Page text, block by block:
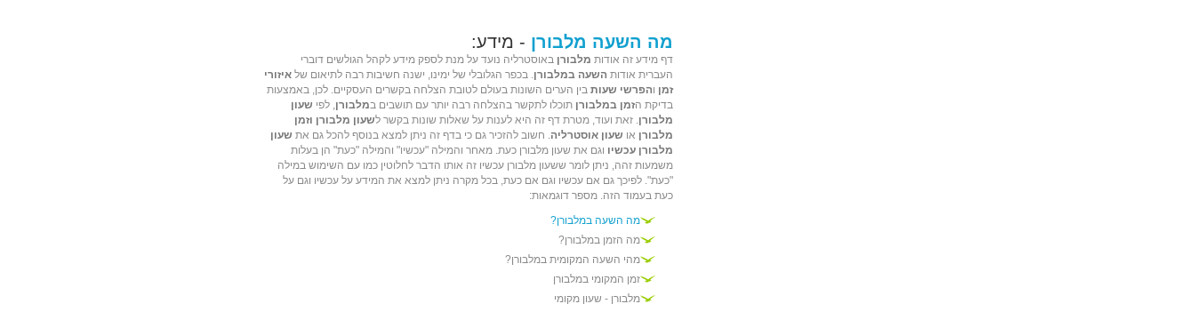
מה השעה מלבורן - מידע:
דף מידע זה אודות מלבורן באוסטרליה נועד על מנת לספק מידע לקהל הגולשים דוברי
העברית אודות השעה במלבורן. בכפר הגלובלי של ימינו, ישנה חשיבות רבה לתיאום של איזורי
זמן והפרשי שעות בין הערים השונות בעולם לטובת הצלחה בקשרים העסקיים. לכן, באמצעות
בדיקת הזמן במלבורן תוכלו לתקשר בהצלחה רבה יותר עם תושבים במלבורן, לפי שעון
מלבורן. זאת ועוד, מטרת דף זה היא לענות על שאלות שונות בקשר לשעון מלבורן וזמן
מלבורן או שעון אוסטרליה. חשוב להזכיר גם כי בדף זה ניתן למצא בנוסף להכל גם את שעון
מלבורן עכשיו וגם את שעון מלבורן כעת. מאחר והמילה "עכשיו" והמילה "כעת" הן בעלות
משמעות זהה, ניתן לומר ששעון מלבורן עכשיו זה אותו הדבר לחלוטין כמו עם השימוש במילה
"כעת". לפיכך גם אם עכשיו וגם אם כעת, בכל מקרה ניתן למצא את המידע על עכשיו וגם על
כעת בעמוד הזה. מספר דוגמאות:
מה השעה במלבורן?
מה הזמן במלבורן?
מהי השעה המקומית במלבורן?
זמן המקומי במלבורן
מלבורן - שעון מקומי